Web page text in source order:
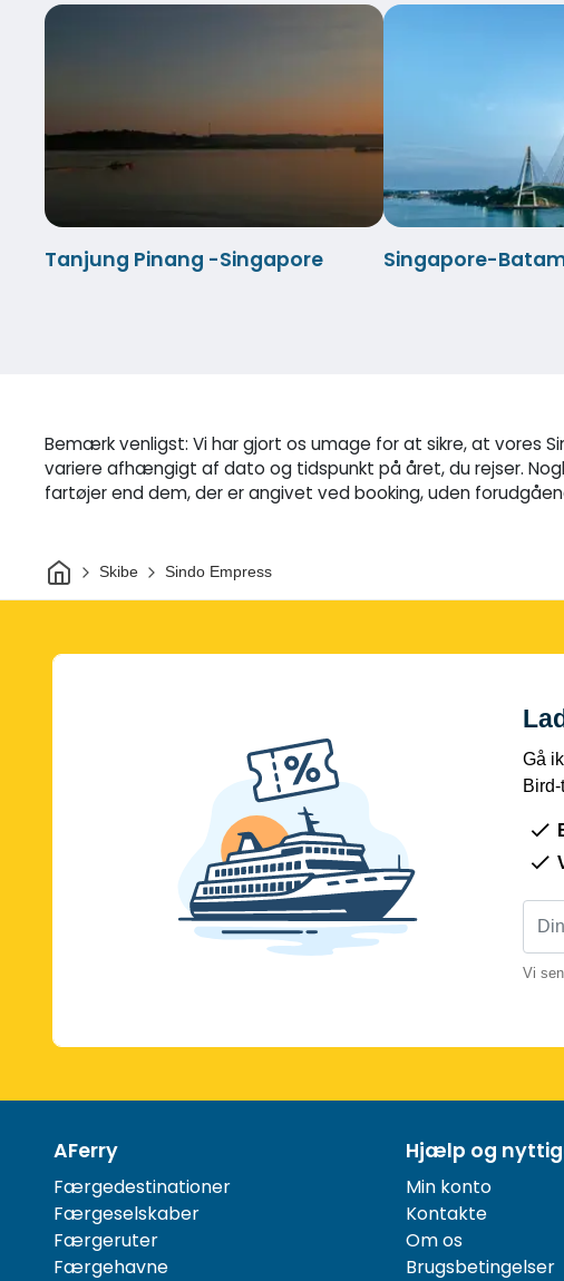
Tanjung Pinang -Singapore Singapore-
Bemærk venligst: Vi har gjort os umage for at sikre, at vores
variere afhængigt af dato og tidspunkt på året, du rejser.
fartøjer end dem, der er angivet ved booking, uden
HjemSkibe Sindo Empress
Gå
Vi
AFerry
Færgedestinationer
Færgeselskaber
Færgeruter
Færgehavne
Hjælp og
Min konto
Kontakte
Om os
Brugsbetingelser